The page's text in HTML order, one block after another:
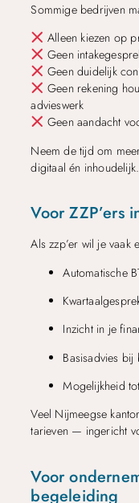
Sommige bedrijven
Alleen kiezen op
Geen
Geen duidelijk
Geen rekening
advieswerk
Geen aandacht
Neem de tijd om
digitaal én inhoudelijk.
Voor ZZP’ers
Als zzp’er wil je vaak
Automatische
Inzicht in je
Basisadvies bij
Mogelijkheid
Veel Nijmeegse
tarieven — ingericht
Voor
begeleiding